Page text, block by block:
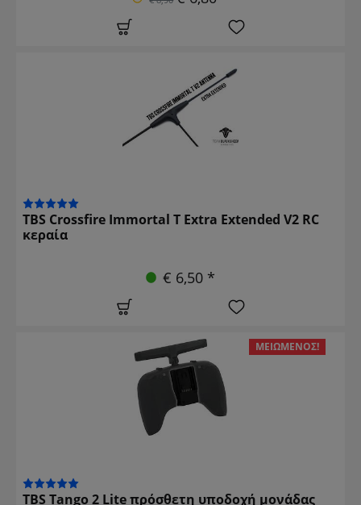
TBS Crossfire Immortal T Extra Extended V2 RC
κεραία
€ 6,50 *
ΜΕΙΩΜΈΝΟΣ!
TBS Tango 2 Lite πρόσθετη υποδοχή μονάδας